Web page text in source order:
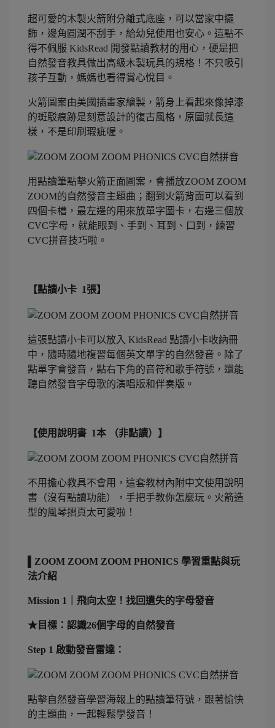
超可愛的木製火箭附分離式底座，可以當家中擺
飾，邊角圓潤不刮手，給幼兒使用也安心。這點不
得不佩服 KidsRead 開發點讀教材的用心，硬是把
自然發音教具做出高級木製玩具的規格！不只吸引
孩子互動，媽媽也看得賞心悅目。
火箭圖案由美國插畫家繪製，箭身上看起來像掉漆
的斑駁痕跡是刻意設計的復古風格，原圖就長這
樣，不是印刷瑕疵喔。
用點讀筆點擊火箭正面圖案，會播放ZOOM ZOOM
ZOOM的自然發音主題曲；翻到火箭背面可以看到
四個卡槽，最左邊的用來放單字圖卡，右邊三個放
CVC字母，就能眼到、手到、耳到、口到，練習
CVC拼音技巧啦。
【點讀小卡 1張】
這張點讀小卡可以放入 KidsRead 點讀小卡收納冊
中，隨時隨地複習每個英文單字的自然發音。除了
點單字會發音，點右下角的音符和歌手符號，還能
聽自然發音字母歌的演唱版和伴奏版。
【使用說明書 1本 （非點讀）】
不用擔心教具不會用，這套教材內附中文使用說明
書（沒有點讀功能），手把手教你怎麼玩。火箭造
型的風琴摺頁太可愛啦！
▌ZOOM ZOOM ZOOM PHONICS 學習重點與玩
法介紹
Mission 1｜飛向太空！找回遺失的字母發音
★目標：認識26個字母的自然發音
Step 1 啟動發音雷達：
點擊自然發音學習海報上的點讀筆符號，跟著愉快
的主題曲，一起輕鬆學發音！